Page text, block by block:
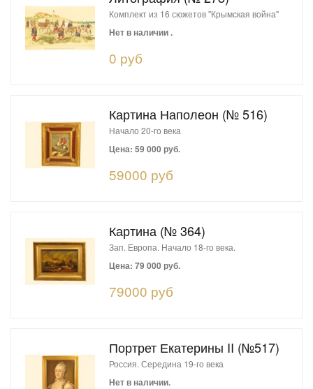
Комплект из 16 сюжетов "Крымская война"
Нет в наличии .
0 руб
Картина Наполеон (№ 516)
Начало 20-го века
Цена: 59 000 руб.
59000 руб
Картина (№ 364)
Зап. Европа. Начало 18-го века.
Цена: 79 000 руб.
79000 руб
Портрет Екатерины II (№517)
Россия. Середина 19-го века
Нет в наличии.